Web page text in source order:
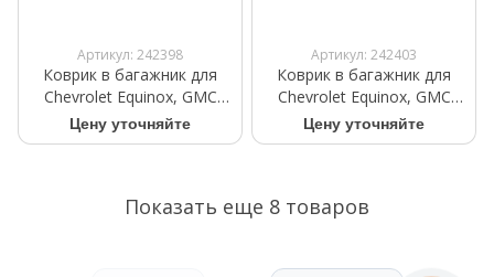
Артикул: 242398
Коврик в багажник для
Chevrolet Equinox, GMC
Terrain 2009-2017 серый
WeatherTech 42442
Цену уточняйте
Артикул: 242403
Коврик в багажник для
Chevrolet Equinox, GMC
Terrain 2009-2017 черный
WeatherTech 40442
Цену уточняйте
Показать еще 8 товаров